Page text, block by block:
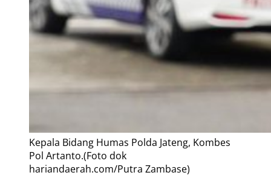
Kepala Bidang Humas Polda Jateng, Kombes
Pol Artanto.(Foto dok
hariandaerah.com/Putra Zambase)